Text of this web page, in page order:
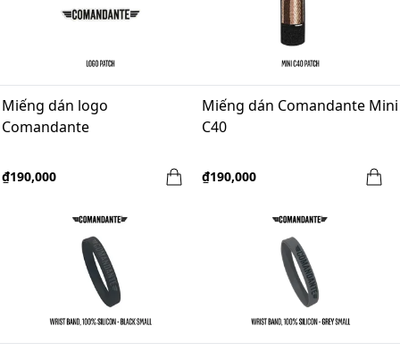
Miếng dán logo
Comandante
₫190,000
Miếng dán Comandante Mini
C40
₫190,000